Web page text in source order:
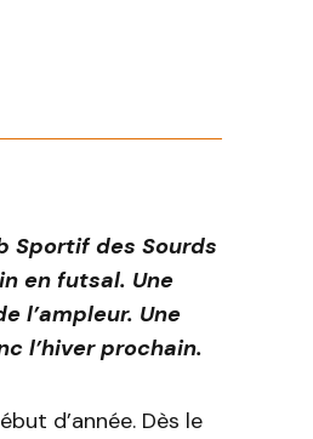
Sportif des Sourds
en futsal. Une
l’ampleur. Une
l’hiver prochain.
d’année. Dès le